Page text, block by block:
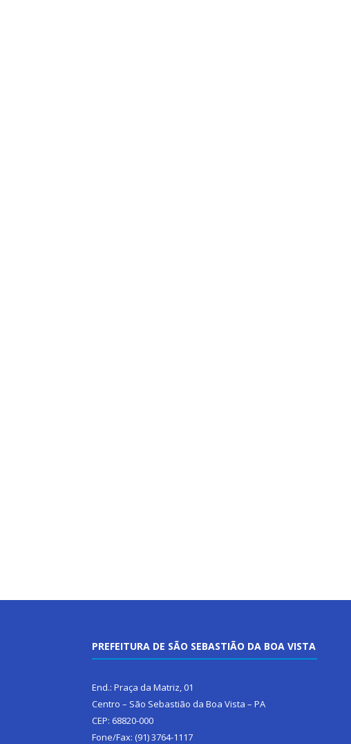
PREFEITURA DE SÃO SEBASTIÃO DA BOA VISTA
End.: Praça da Matriz, 01
Centro – São Sebastião da Boa Vista – PA
CEP: 68820-000
Fone/Fax: (91) 3764-1117